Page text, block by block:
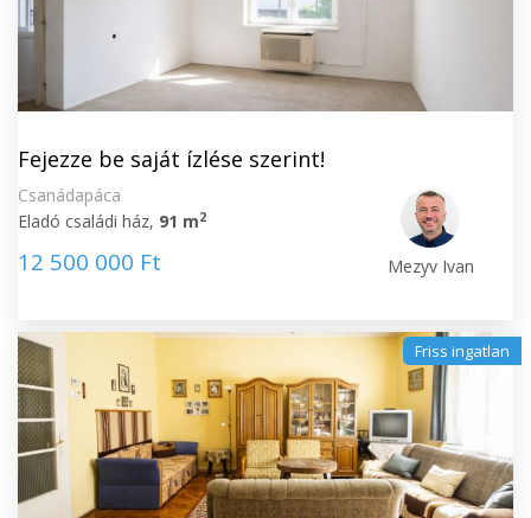
Fejezze be saját ízlése szerint!
Csanádapáca
Eladó családi ház, 91 m2
12 500 000 Ft Mezyv Ivan
Friss ingatlan